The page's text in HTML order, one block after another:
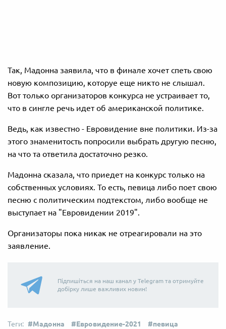
Так, Мадонна заявила, что в финале хочет спеть свою
новую композицию, которуе еще никто не слышал.
Вот только организаторов конкурса не устраивает то,
что в сингле речь идет об американской политике.
Ведь, как известно - Евровидение вне политики. Из-за
этого знаменитость попросили выбрать другую песню,
на что та ответила достаточно резко.
Мадонна сказала, что приедет на конкурс только на
собственных условиях. То есть, певица либо поет свою
песню с политическим подтекстом, либо вообще не
выступает на "Евровидении 2019".
Организаторы пока никак не отреагировали на это
заявление.
Підпишіться на наш канал у Telegram та отримуйте
добірку лише важливих новин!
Мадонна Евровидение-2021
певица